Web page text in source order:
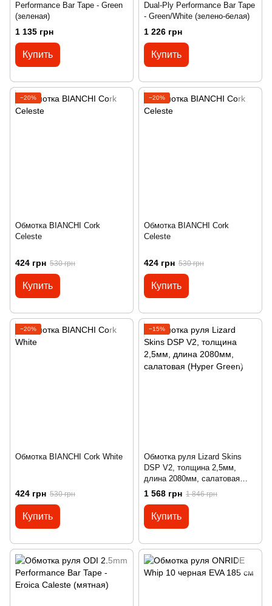
Performance Bar Tape - Green
(зеленая)
1 135 грн
Купить
Dual-Ply Performance Bar Tape
- Green/White (зелено-белая)
1 226 грн
Купить
−20%
Обмотка BIANCHI Cork
Celeste
424 грн 530 грн
Купить
−20%
Обмотка BIANCHI Cork
Celeste
424 грн 530 грн
Купить
−20%
Обмотка BIANCHI Cork White
424 грн 530 грн
Купить
−15%
Обмотка руля Lizard Skins
DSP V2, толщина 2,5мм,
длина 2080мм, салатовая
(Hyper Green)
1 568 грн 1 846 грн
Купить